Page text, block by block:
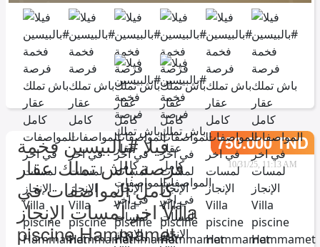
فيلا #بالبيسين فخمة
فرصة باش تملك عقار
كامل المواصفات في
اخر لمسات الإنجاز Villa
piscine Hammamet
750.000 TND
10/31/25, 11:13 AM